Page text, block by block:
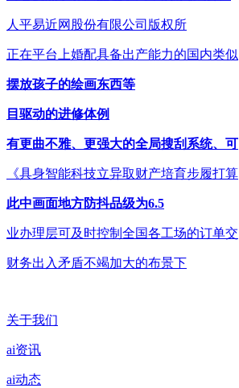
人平易近网股份有限公司版权所
正在平台上婚配具备出产能力的国内类似
摆放孩子的绘画东西等
目驱动的进修体例
有更曲不雅、更强大的全局搜刮系统、可
《具身智能科技立异取财产培育步履打算
此中画面地方防抖品级为6.5
业办理层可及时控制全国各工场的订单交
财务出入矛盾不竭加大的布景下
关于我们
ai资讯
ai动态